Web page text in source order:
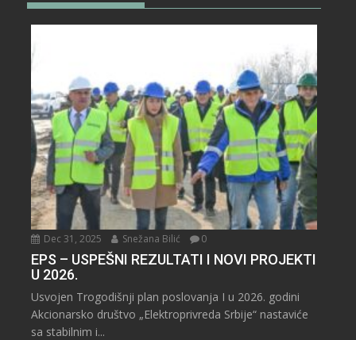
Dec 31, 2025 Snežana Bilić 0
EPS – USPEŠNI REZULTATI I NOVI PROJEKTI
U 2026.
Usvojen Trogodišnji plan poslovanja I u 2026. godini
Akcionarsko društvo „Elektroprivreda Srbije“ nastaviće
sa stabilnim i...